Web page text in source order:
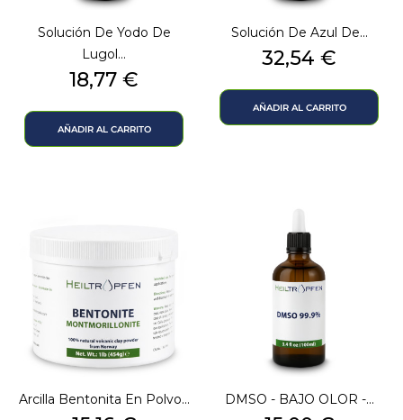
Solución De Yodo De
Lugol...
Precio
18,77 €
AÑADIR AL CARRITO
Solución De Azul De...
Precio
32,54 €
AÑADIR AL CARRITO
Arcilla Bentonita En Polvo... DMSO - BAJO OLOR -...